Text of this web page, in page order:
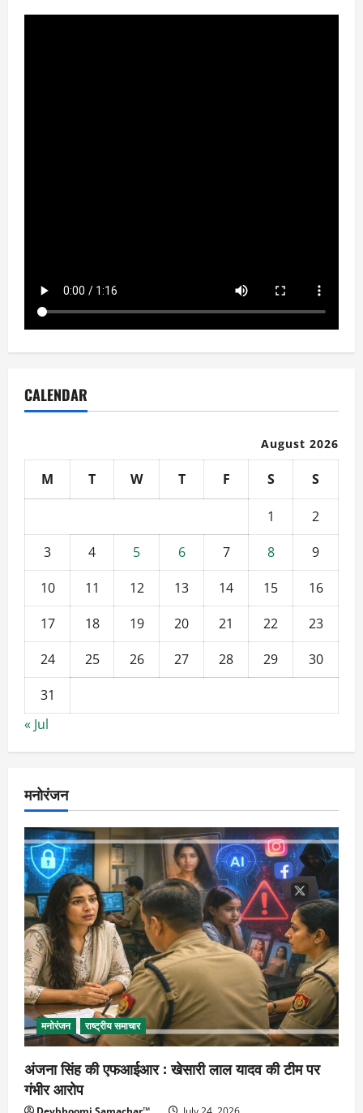
CALENDAR
August 2026
M T W T F S S
1
2
3
4 5 6 7 8
9
10
11 12 13 14 15
16
17
18 19 20 21 22
23
24
25 26 27 28 29
30
31
« Jul
मनोरंजन
मनोरंजन राष्ट्रीय समाचार
अंजना सिंह की एफआईआर : खेसारी लाल यादव की टीम पर
गंभीर आरोप